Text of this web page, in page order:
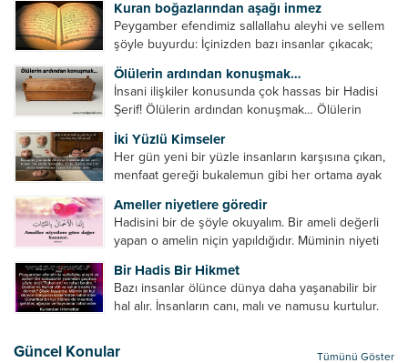
bir yere sahiptir. Namaz kul ile Allah arasındaki bir
toplantıdır....
Kuran boğazlarından aşağı inmez
Peygamber efendimiz sallallahu aleyhi ve sellem
şöyle buyurdu: İçinizden bazı insanlar çıkacak;
küçümseyeceksiniz. Onların oruçlarını görünce
kendi oruçlarınızı küçümseyeceksiniz. Onların
amellerini görünce kendi amellerinizi
küçümseyeceksiniz. ...
Ölülerin ardından konuşmak…
İnsani ilişkiler konusunda çok hassas bir Hadisi
Şerif! Ölülerin ardından konuşmak… Ölülerin
küfretmek, sövmek, onların günah ve kusurlarını
zikretmek ölüye zarar vermez, fayda da vermez....
İki Yüzlü Kimseler
Her gün yeni bir yüzle insanların karşısına çıkan,
menfaat gereği bukalemun gibi her ortama ayak
insan grubudur. Müminlerin yanında mümin gibi
duran,...
Ameller niyetlere göredir
Hadisini bir de şöyle okuyalım. Bir ameli değerli
yapan o amelin niçin yapıldığıdır. Müminin niyeti
namazın hiçbir değeri yoktur. Gösteriş için
okunan ezanın hiçbir...
Bir Hadis Bir Hikmet
Bazı insanlar ölünce dünya daha yaşanabilir bir
hal alır. İnsanların canı, malı ve namusu kurtulur.
Güncel Konular Tümünü Göster